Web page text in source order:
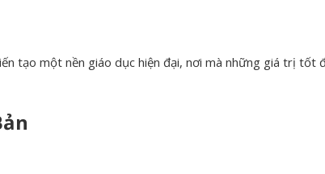
tạo một nền giáo dục hiện đại, nơi mà những giá trị tốt